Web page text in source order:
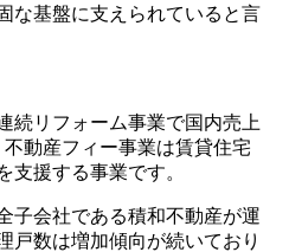
な基盤に支えられていると言
続リフォーム事業で国内売上
動産フィー事業は賃貸住宅
支援する事業です。
子会社である積和不動産が運
戸数は増加傾向が続いており